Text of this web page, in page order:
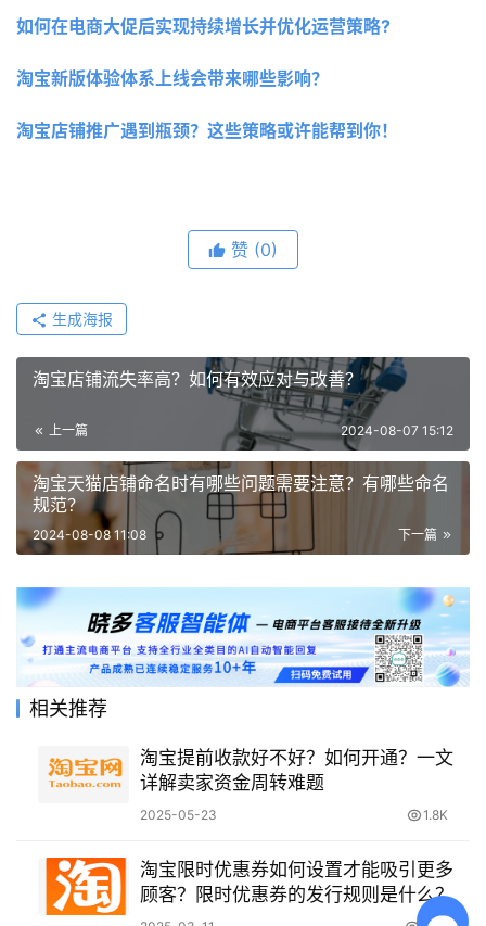
如何在电商大促后实现持续增长并优化运营策略?
淘宝新版体验体系上线会带来哪些影响？
淘宝店铺推广遇到瓶颈？这些策略或许能帮到你！
赞 (0)
生成海报
淘宝店铺流失率高？如何有效应对与改善？
上一篇 2024-08-07 15:12
淘宝天猫店铺命名时有哪些问题需要注意？有哪些命名
规范？
下一篇
2024-08-08 11:08
相关推荐
淘宝提前收款好不好？如何开通？一文
详解卖家资金周转难题
2025-05-23 1.8K
淘宝限时优惠券如何设置才能吸引更多
顾客？限时优惠券的发行规则是什么？